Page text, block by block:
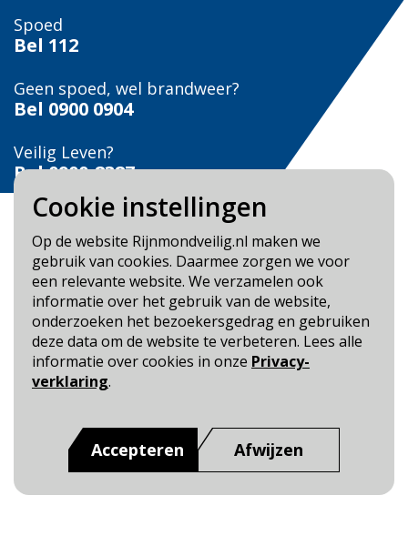
Cookie instellingen
Op de website Rijnmondveilig.nl maken we
gebruik van cookies. Daarmee zorgen we voor
een relevante website. We verzamelen ook
informatie over het gebruik van de website,
onderzoeken het bezoekersgedrag en gebruiken
deze data om de website te verbeteren. Lees alle
informatie over cookies in onze Privacy-
verklaring.
Accepteren Afwijzen
Spoed
Bel 112
Geen spoed, wel brandweer?
Bel 0900 0904
Veilig Leven?
Bel 0900-8387
Blijf op de hoogte
Cookie- en Privacybeleid
Toegankelijkheid